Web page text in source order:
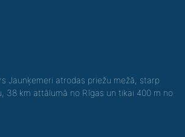
Jaunķemeri atrodas priežu mežā, starp
38 km attālumā no Rīgas un tikai 400 m no